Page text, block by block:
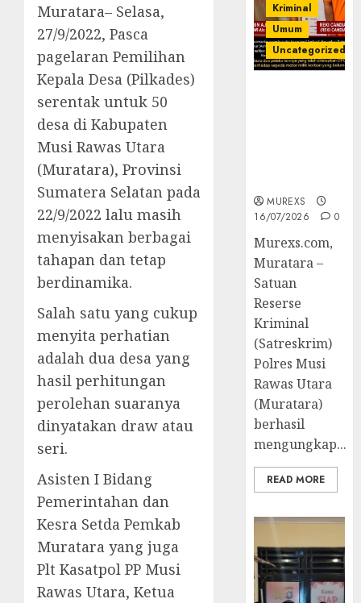
Muratara– Selasa,
27/9/2022, Pasca
pagelaran Pemilihan
Kepala Desa (Pilkades)
serentak untuk 50
desa di Kabupaten
Musi Rawas Utara
(Muratara), Provinsi
Sumatera Selatan pada
22/9/2022 lalu masih
menyisakan berbagai
tahapan dan tetap
berdinamika.
Salah satu yang cukup
menyita perhatian
adalah dua desa yang
hasil perhitungan
perolehan suaranya
dinyatakan draw atau
seri.
Asisten I Bidang
Pemerintahan dan
Kesra Setda Pemkab
Muratara yang juga
Plt Kasatpol PP Musi
Rawas Utara, Ketua
Kriminal
Umum
Uncategorized
MUREXS
16/07/2026
0
Murexs.com,
Muratara –
Satuan
Reserse
Kriminal
(Satreskrim)
Polres Musi
Rawas Utara
(Muratara)
berhasil
mengungkap...
READ MORE